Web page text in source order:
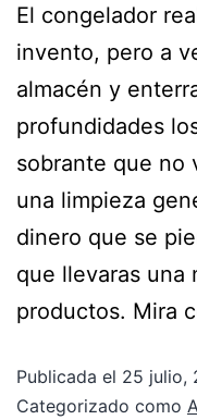
El congelador
invento, pero a
almacén y
profundidades
sobrante que no
una limpieza
dinero que se
que llevaras una
productos. Mira
Publicada el 25 julio,
Categorizado como